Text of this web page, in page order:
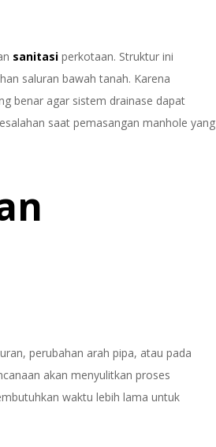
sanitasi perkotaan. Struktur ini
saluran bawah tanah. Karena
benar agar sistem drainase dapat
saat pemasangan manhole yang
perubahan arah pipa, atau pada
akan menyulitkan proses
waktu lebih lama untuk